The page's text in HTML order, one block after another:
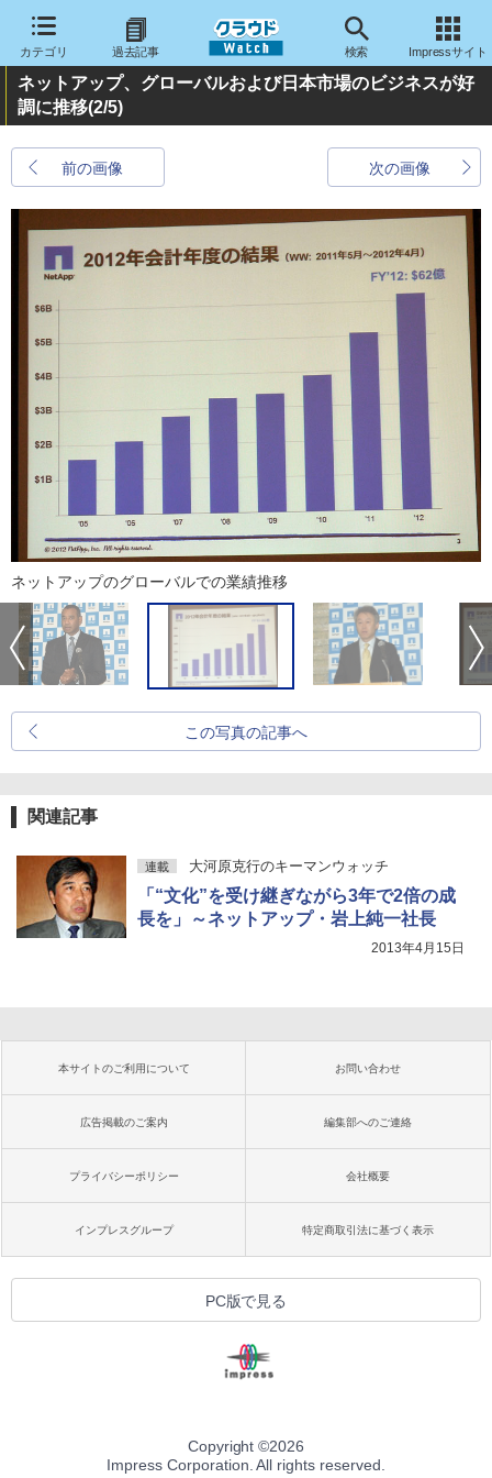
カテゴリ 過去記事 検索 Impressサイト
ネットアップ、グローバルおよび日本市場のビジネスが好
調に推移(2/5)
前の画像 次の画像
ネットアップのグローバルでの業績推移
この写真の記事へ
関連記事
連載 大河原克行のキーマンウォッチ
「“文化”を受け継ぎながら3年で2倍の成
長を」～ネットアップ・岩上純一社長
2013年4月15日
本サイトのご利用について お問い合わせ
広告掲載のご案内 編集部へのご連絡
プライバシーポリシー 会社概要
インプレスグループ 特定商取引法に基づく表示
PC版で見る
Copyright ©2026
Impress Corporation. All rights reserved.